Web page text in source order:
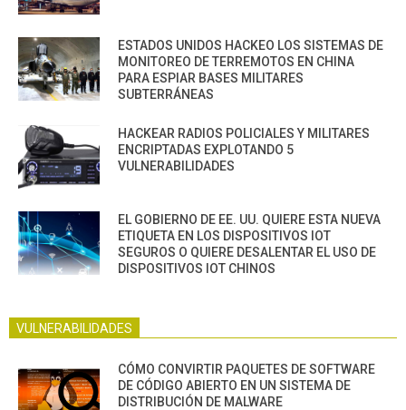
ESTADOS UNIDOS HACKEO LOS SISTEMAS DE
MONITOREO DE TERREMOTOS EN CHINA
PARA ESPIAR BASES MILITARES
SUBTERRÁNEAS
HACKEAR RADIOS POLICIALES Y MILITARES
ENCRIPTADAS EXPLOTANDO 5
VULNERABILIDADES
EL GOBIERNO DE EE. UU. QUIERE ESTA NUEVA
ETIQUETA EN LOS DISPOSITIVOS IOT
SEGUROS O QUIERE DESALENTAR EL USO DE
DISPOSITIVOS IOT CHINOS
VULNERABILIDADES
CÓMO CONVIRTIR PAQUETES DE SOFTWARE
DE CÓDIGO ABIERTO EN UN SISTEMA DE
DISTRIBUCIÓN DE MALWARE